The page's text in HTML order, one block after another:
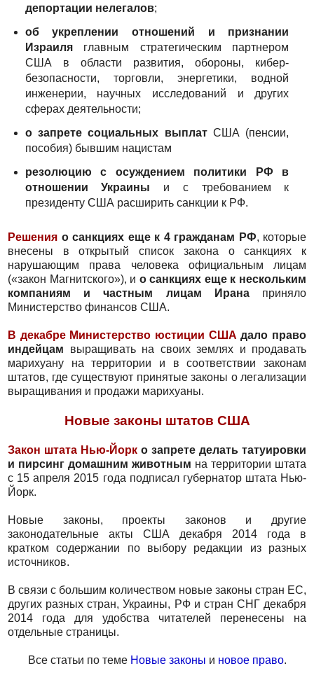
депортации нелегалов;
об укреплении отношений и признании
Израиляглавным стратегическим партнером
США в области развития, обороны, кибер-
безопасности, торговли, энергетики, водной
инженерии, научных исследований и других
сферах деятельности;
о запрете социальных выплатСША (пенсии,
пособия) бывшим нацистам
резолюцию с осуждением политики РФ в
отношении Украины и с требованием к
президенту США расширить санкции к РФ.
Решения о санкциях еще к 4 гражданам РФ, которые
внесены в открытый список закона о санкциях к
нарушающим права человека официальным лицам
(«закон Магнитского»), и о санкциях еще к нескольким
компаниям и частным лицам Иранаприняло
Министерство финансов США.
В декабре Министерство юстиции США дало право
индейцам выращивать на своих землях и продавать
марихуану на территории и в соответствии законам
штатов, где существуют принятые законы о легализации
выращивания и продажи марихуаны.
Новые законы штатов США
Закон штата Нью-Йорк о запрете делать татуировки
и пирсинг домашним животным на территории штата
с 15 апреля 2015 года подписал губернатор штата Нью-
Йорк.
Новые законы, проекты законов и другие
законодательные акты США декабря 2014 года в
кратком содержании по выбору редакции из разных
источников.
В связи с большим количеством новые законы стран ЕС,
других разных стран, Украины, РФ и стран СНГ декабря
2014 года для удобства читателей перенесены на
отдельные страницы.
Все статьи по теме Новые законы и новое право.